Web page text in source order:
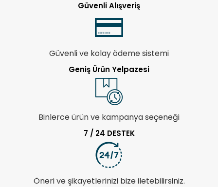
Güvenli Alışveriş
Güvenli ve kolay ödeme sistemi
Geniş Ürün Yelpazesi
Binlerce ürün ve kampanya seçeneği
7 / 24 DESTEK
Öneri ve şikayetlerinizi bize iletebilirsiniz.